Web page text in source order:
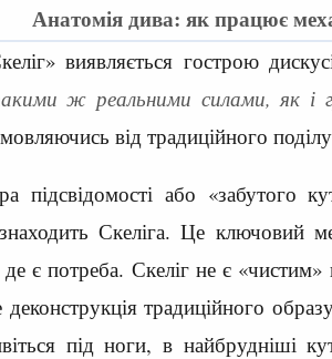
Анатомія дива: як працює
виявляється гострою
ж реальними силами, як і
від традиційного
або «забутого
Скеліга. Це ключовий
є потреба. Скеліг не є
традиційного
під ноги, в найбрудніші